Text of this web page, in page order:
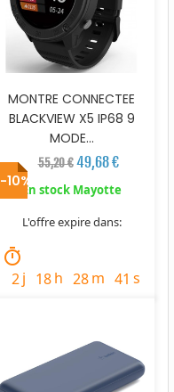
MONTRE CONNECTEE
BLACKVIEW X5 IP68 9
MODE...
55,20 € 49,68 €
En stock Mayotte
L'offre expire dans:
timer
2j 18h 28m 40 s
-10%